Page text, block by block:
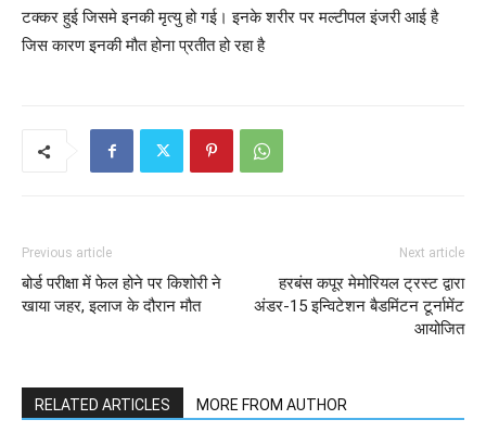
टक्कर हुई जिसमे इनकी मृत्यु हो गई। इनके शरीर पर मल्टीपल इंजरी आई है
जिस कारण इनकी मौत होना प्रतीत हो रहा है
Previous article
बोर्ड परीक्षा में फेल होने पर किशोरी ने
खाया जहर, इलाज के दौरान मौत
Next article
हरबंस कपूर मेमोरियल ट्रस्ट द्वारा
अंडर-15 इन्विटेशन बैडमिंटन टूर्नामेंट
आयोजित
RELATED ARTICLES MORE FROM AUTHOR